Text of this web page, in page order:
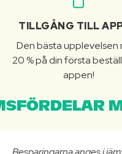
TILLGÅNG TILL
Den bästa upplevelsen
20 % på din första
appen!